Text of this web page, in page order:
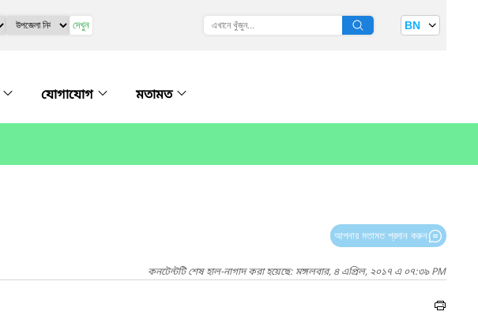
দেখুন BN
যোগাযোগ মতামত
আপনার মতামত প্রদান করুন
কনটেন্টটি শেষ হাল-নাগাদ করা হয়েছে: মঙ্গলবার, ৪ এপ্রিল, ২০১৭ এ ০৭:৩৯ PM